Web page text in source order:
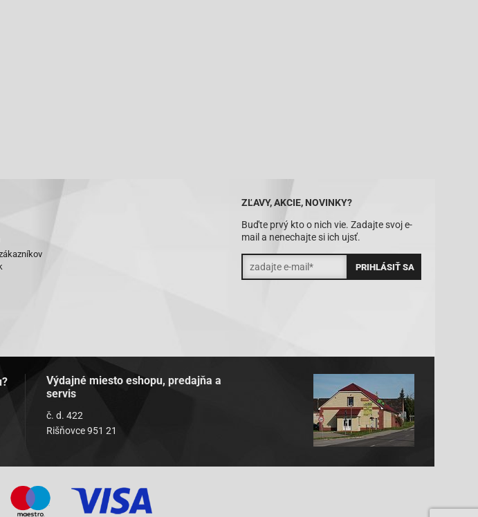
ZĽAVY, AKCIE, NOVINKY?
Buďte prvý kto o nich vie. Zadajte svoj e-
mail a nenechajte si ich ujsť.
Výdajné miesto eshopu, predajňa a
servis
č. d. 422
Rišňovce 951 21